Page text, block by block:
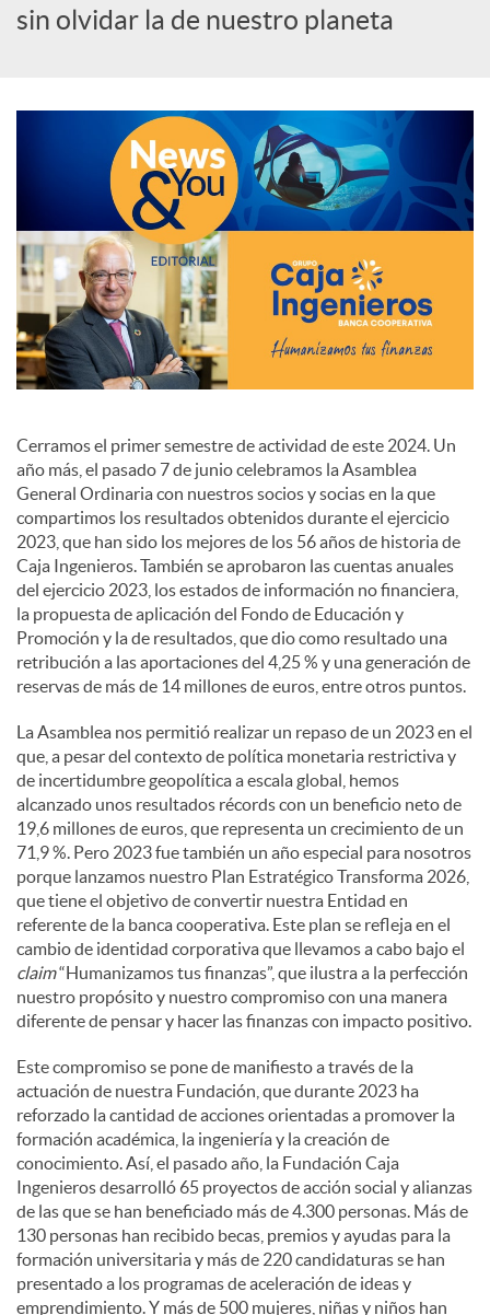
e
s
S
o
c
i
a
l
e
s
sin olvidar la de nuestro planeta
Cerramos el primer semestre de actividad de este 2024. Un
año más, el pasado 7 de junio celebramos la Asamblea
General Ordinaria con nuestros socios y socias en la que
compartimos los resultados obtenidos durante el ejercicio
2023, que han sido los mejores de los 56 años de historia de
Caja Ingenieros. También se aprobaron las cuentas anuales
del ejercicio 2023, los estados de información no financiera,
la propuesta de aplicación del Fondo de Educación y
Promoción y la de resultados, que dio como resultado una
retribución a las aportaciones del 4,25 % y una generación de
reservas de más de 14 millones de euros, entre otros puntos.
La Asamblea nos permitió realizar un repaso de un 2023 en el
que, a pesar del contexto de política monetaria restrictiva y
de incertidumbre geopolítica a escala global, hemos
alcanzado unos resultados récords con un beneficio neto de
19,6 millones de euros, que representa un crecimiento de un
71,9 %. Pero 2023 fue también un año especial para nosotros
porque lanzamos nuestro Plan Estratégico Transforma 2026,
que tiene el objetivo de convertir nuestra Entidad en
referente de la banca cooperativa. Este plan se refleja en el
cambio de identidad corporativa que llevamos a cabo bajo el
claim“Humanizamos tus finanzas”, que ilustra a la perfección
nuestro propósito y nuestro compromiso con una manera
diferente de pensar y hacer las finanzas con impacto positivo.
Este compromiso se pone de manifiesto a través de la
actuación de nuestra Fundación, que durante 2023 ha
reforzado la cantidad de acciones orientadas a promover la
formación académica, la ingeniería y la creación de
conocimiento. Así, el pasado año, la Fundación Caja
Ingenieros desarrolló 65 proyectos de acción social y alianzas
de las que se han beneficiado más de 4.300 personas. Más de
130 personas han recibido becas, premios y ayudas para la
formación universitaria y más de 220 candidaturas se han
presentado a los programas de aceleración de ideas y
emprendimiento. Y más de 500 mujeres, niñas y niños han